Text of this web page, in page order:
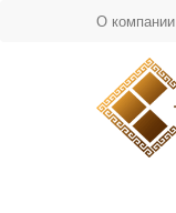
О компании